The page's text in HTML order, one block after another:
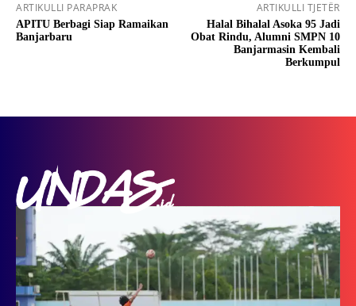
ARTIKULLI PARAPRAK
APITU Berbagi Siap Ramaikan
Banjarbaru
ARTIKULLI TJETËR
Halal Bihalal Asoka 95 Jadi
Obat Rindu, Alumni SMPN 10
Banjarmasin Kembali
Berkumpul